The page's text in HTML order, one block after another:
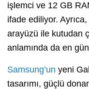
işlemci ve 12 GB
ifade ediliyor.
arayüzü ile kutudan
anlamında da en
Samsung’un yeni
tasarımı, güçlü